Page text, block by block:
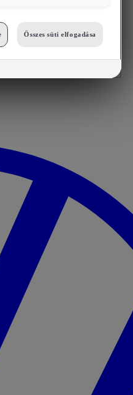
Összes süti elfogadása